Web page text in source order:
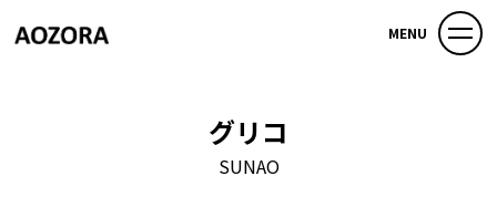
MENU
グリコ
SUNAO